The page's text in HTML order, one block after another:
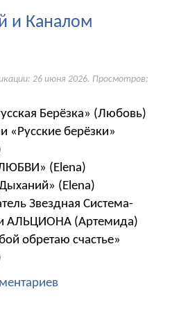
и Каналом
26 июня 2026. Просмотров:
Берёзка» (Любовь)
«Русские берёзки»
(Elena)
(Elena)
Звездная Система-
АЛЬЦИОНА (Артемида)
обретаю счастье»